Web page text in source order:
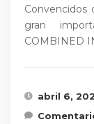
Convencidos
gran
COMBINED
abril 6,